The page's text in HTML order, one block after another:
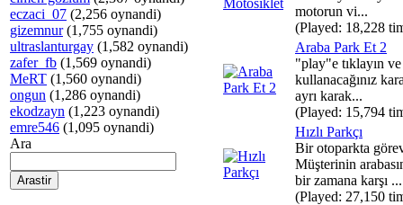
eczaci_07 (2,256 oynandi)
gizemnur(1,755 oynandi)
ultraslanturgay (1,582 oynandi)
zafer_fb (1,569 oynandi)
MeRT (1,560 oynandi)
ongun (1,286 oynandi)
ekodzayn (1,223 oynandi)
emre546 (1,095 oynandi)
Ara
motorun vi...
(Played: 18,228
Araba Park Et 2
"play"e tıklayın
kullanacağınız
ayrı karak...
(Played: 15,794
Hızlı Parkçı
Bir otoparkta
Müşterinin
bir zamana karşı ...
(Played: 27,150